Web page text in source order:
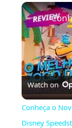
Watch on
Conheça o
Disney